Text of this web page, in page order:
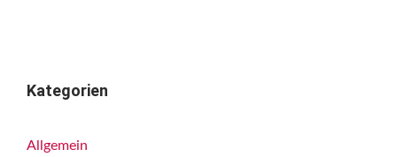
Kategorien
Allgemein